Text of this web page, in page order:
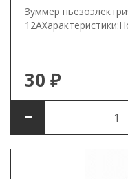
Зуммер
30 ₽